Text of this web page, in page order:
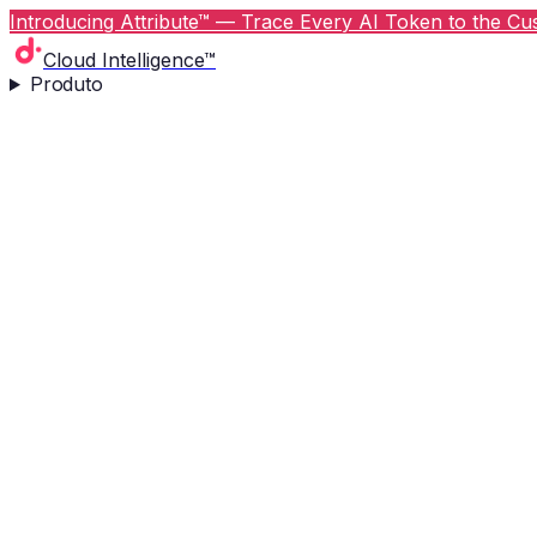
Introducing Attribute™ — Trace Every AI Token to the
Cloud Intelligence™
Produto